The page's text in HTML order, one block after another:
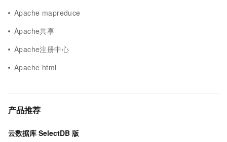
Apache mapreduce
Apache共享
Apache注册中心
Apache html
产品推荐
云数据库 SelectDB 版